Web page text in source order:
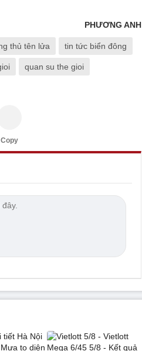
PHƯƠNG ANH
thủ tên lửa tin tức biển đông
quan su the gioi
Copy